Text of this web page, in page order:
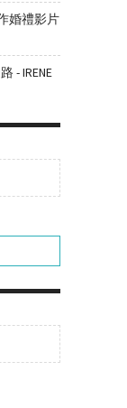
婚禮影片
- IRENE